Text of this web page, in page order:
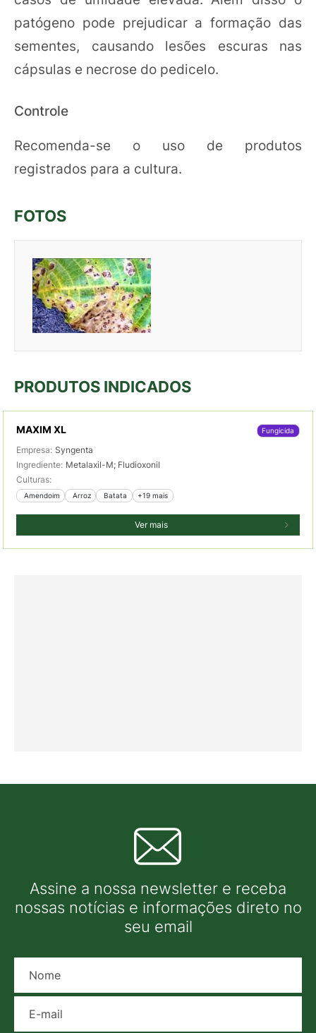
patógeno pode prejudicar a formação das
sementes, causando lesões escuras nas
cápsulas e necrose do pedicelo.
Controle
Recomenda-se o uso de produtos
registrados para a cultura.
FOTOS
PRODUTOS INDICADOS
MAXIM XL Fungicida
Empresa: Syngenta
Ingrediente: Metalaxil-M; Fludioxonil
Culturas:
Amendoim Arroz Batata +19 mais
Ver mais
Assine a nossa newsletter e receba
nossas notícias e informações direto no
seu email